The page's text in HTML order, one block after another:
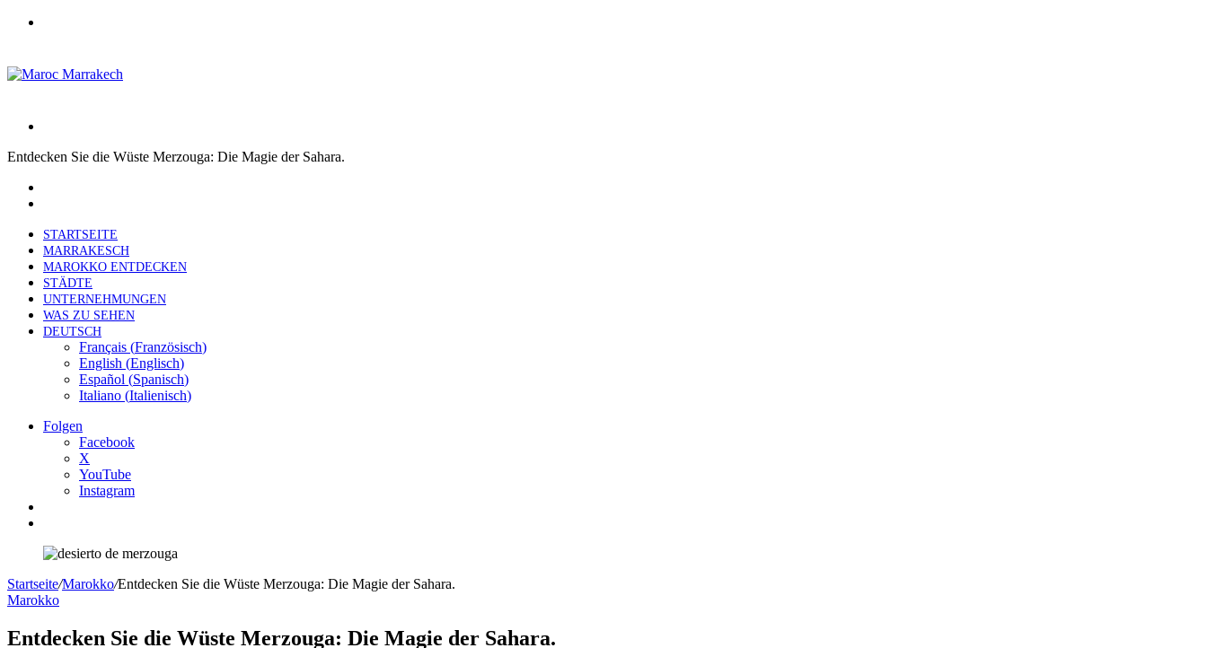
Entdecken Sie die Wüste Merzouga: Die Magie der Sahara.
STARTSEITE
MARRAKESCH
MAROKKO ENTDECKEN
STÄDTE
UNTERNEHMUNGEN
WAS ZU SEHEN
DEUTSCH
Français (Französisch)
English (Englisch)
Español (Spanisch)
Italiano (Italienisch)
Folgen
Facebook
X
YouTube
Instagram
Startseite/Marokko/Entdecken Sie die Wüste Merzouga: Die Magie der Sahara.
Marokko
Entdecken Sie die Wüste Merzouga: Die Magie der Sahara.